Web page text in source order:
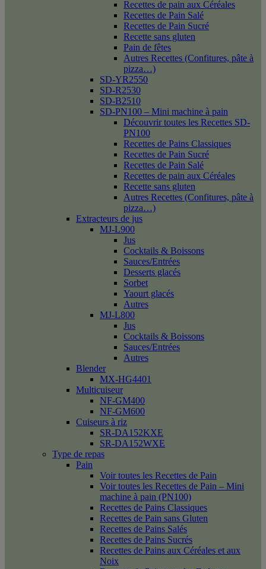
Recettes de pain aux Céréales
Recettes de Pain Salé
Recettes de Pain Sucré
Recette sans gluten
Pain de fêtes
Autres Recettes (Confitures, pâte à
pizza…)
SD-YR2550
SD-R2530
SD-B2510
SD-PN100 – Mini machine à pain
Découvrir toutes les Recettes SD-
PN100
Recettes de Pains Classiques
Recettes de Pain Sucré
Recettes de Pain Salé
Recettes de pain aux Céréales
Recette sans gluten
Autres Recettes (Confitures, pâte à
pizza…)
Extracteurs de jus
MJ-L900
Jus
Cocktails & Boissons
Sauces/Entrées
Desserts glacés
Sorbet
Yaourt glacés
Autres
MJ-L800
Jus
Cocktails & Boissons
Sauces/Entrées
Autres
Blender
MX-HG4401
Multicuiseur
NF-GM400
NF-GM600
Cuiseurs à riz
SR-DA152KXE
SR-DA152WXE
Type de repas
Pain
Voir toutes les Recettes de Pain
Voir toutes les Recettes de Pain – Mini
machine à pain (PN100)
Recettes de Pains Classiques
Recettes de Pain sans Gluten
Recettes de Pains Salés
Recettes de Pains Sucrés
Recettes de Pains aux Céréales et aux
Noix